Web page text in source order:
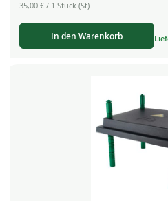
35,00 € / 1 Stück (St)
In den Warenkorb